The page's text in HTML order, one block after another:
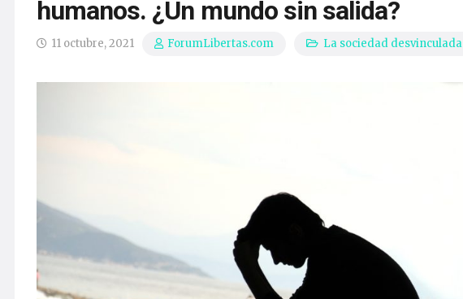
humanos. ¿Un mundo sin salida?
11 octubre, 2021 ForumLibertas.com La sociedad desvinculada